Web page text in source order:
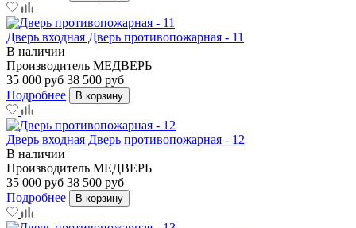
Дверь входная Дверь противопожарная - 11
В наличии
Производитель МЕДВЕРЬ
35 000 руб 38 500 руб
Подробнее
В корзину
Дверь входная Дверь противопожарная - 12
В наличии
Производитель МЕДВЕРЬ
35 000 руб 38 500 руб
Подробнее
В корзину